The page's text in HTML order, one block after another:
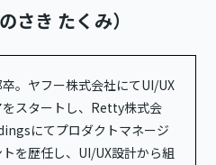
き たくみ）
。ヤフー株式会社にてUI/UX
スタートし、Retty株式会
にてプロダクトマネージ
を歴任し、UI/UX設計から組